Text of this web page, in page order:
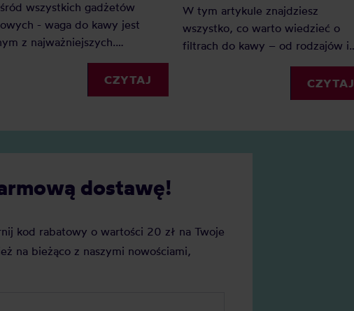
wszystkich gadżetów
- waga do kawy jest
z najważniejszych.
Ponieważ dzięki wadze
precyzję i powtarzalność.
jednak wagę do kawy wybrać?
CZYTAJ
W tym artykule znajdziesz
wszystko, co warto wiedzieć o
filtrach do kawy – od rodzajów i
rozmiarów, po praktyczne
wskazówki, jak z nich korzystać.
CZYTAJ
dostawę!
kod rabatowy o wartości 20 zł na Twoje
na bieżąco z naszymi nowościami,